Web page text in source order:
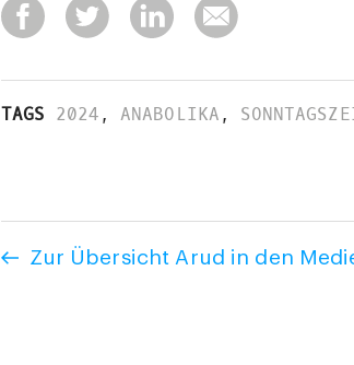
TAGS 2024, ANABOLIKA,
Zur Übersicht Arud in den